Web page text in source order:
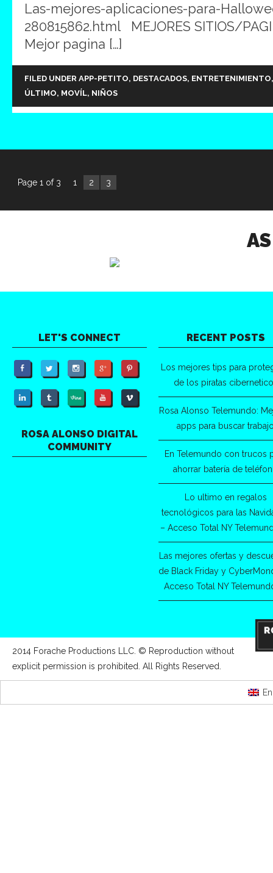
Las-mejores-aplicaciones-para-
280815862.html MEJORES SITIOS/
Mejor pagina […]
FILED UNDER APP-PETITO, DESTACADOS, ENTRETENIMIENTO
ÚLTIMO, MOVÍL, NIÑOS
Page 1 of 3 1 2 3
LET'S CONNECT
ROSA ALONSO DIGITAL
COMMUNITY
RECENT POSTS
Los mejores tips para
de los piratas
Rosa Alonso Telemundo:
apps para buscar
En Telemundo con trucos
ahorrar batería de
Lo ultimo en regalos
tecnológicos para las
– Acceso Total NY
Las mejores ofertas y
de Black Friday y
Acceso Total NY
2014 Forache Productions LLC. © Reproduction without
explicit permission is prohibited. All Rights Reserved.